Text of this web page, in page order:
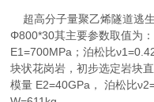
超高分子量聚乙烯隧道逃
Φ800*30其主要参数取值为
E1=700MPa；泊松比
块状花岗岩，初步选定岩块
模量 E2=40GPa， 泊松比